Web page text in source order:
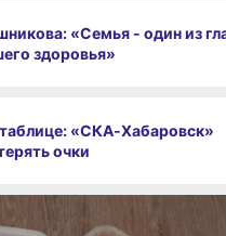
«Семья - один из
здоровья»
«СКА‑Хабаровск»
очки